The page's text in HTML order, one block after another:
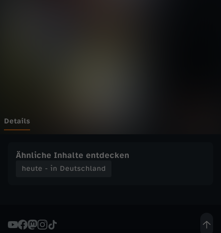
s
h
a
Details
Ähnliche Inhalte entdecken
heute - in Deutschland